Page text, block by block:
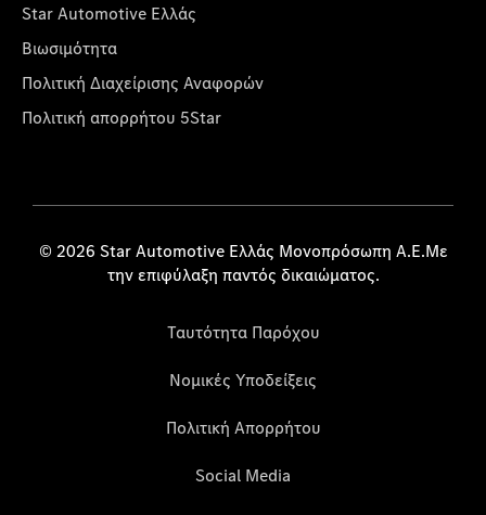
Star Automotive Ελλάς
Βιωσιμότητα
Πολιτική Διαχείρισης Αναφορών
Πολιτική απορρήτου 5Star
© 2026 Star Automotive Ελλάς Μονοπρόσωπη Α.Ε.Με
την επιφύλαξη παντός δικαιώματος.
Ταυτότητα Παρόχου
Νομικές Υποδείξεις
Πολιτική Απορρήτου
Social Media